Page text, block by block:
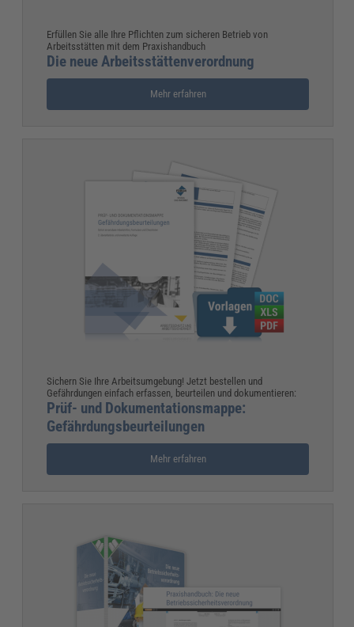
Erfüllen Sie alle Ihre Pflichten zum sicheren Betrieb von
Arbeitsstätten mit dem Praxishandbuch
Die neue Arbeitsstättenverordnung
Mehr erfahren
Sichern Sie Ihre Arbeitsumgebung! Jetzt bestellen und
Gefährdungen einfach erfassen, beurteilen und dokumentieren:
Prüf- und Dokumentationsmappe:
Gefährdungsbeurteilungen
Mehr erfahren